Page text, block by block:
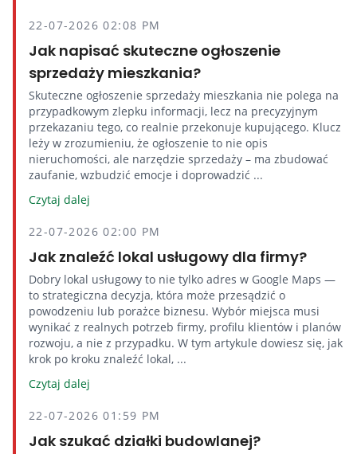
22-07-2026 02:08 PM
Jak napisać skuteczne ogłoszenie
sprzedaży mieszkania?
Skuteczne ogłoszenie sprzedaży mieszkania nie polega na
przypadkowym zlepku informacji, lecz na precyzyjnym
przekazaniu tego, co realnie przekonuje kupującego. Klucz
leży w zrozumieniu, że ogłoszenie to nie opis
nieruchomości, ale narzędzie sprzedaży – ma zbudować
zaufanie, wzbudzić emocje i doprowadzić ...
Czytaj dalej
22-07-2026 02:00 PM
Jak znaleźć lokal usługowy dla firmy?
Dobry lokal usługowy to nie tylko adres w Google Maps —
to strategiczna decyzja, która może przesądzić o
powodzeniu lub porażce biznesu. Wybór miejsca musi
wynikać z realnych potrzeb firmy, profilu klientów i planów
rozwoju, a nie z przypadku. W tym artykule dowiesz się, jak
krok po kroku znaleźć lokal, ...
Czytaj dalej
22-07-2026 01:59 PM
Jak szukać działki budowlanej?